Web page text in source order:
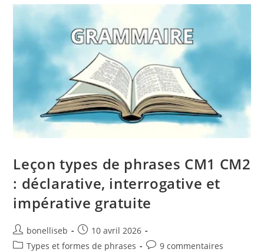
Leçon types de phrases CM1 CM2
: déclarative, interrogative et
impérative gratuite
bonelliseb
10 avril 2026
Types et formes de phrases
9 commentaires